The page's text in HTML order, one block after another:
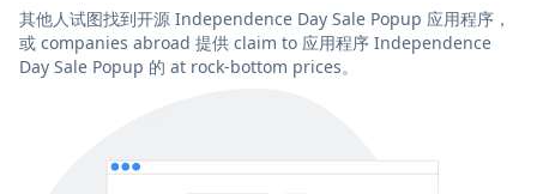
其他人试图找到开源 Independence Day Sale Popup 应用程序，
或 companies abroad 提供 claim to 应用程序 Independence
Day Sale Popup 的 at rock-bottom prices。